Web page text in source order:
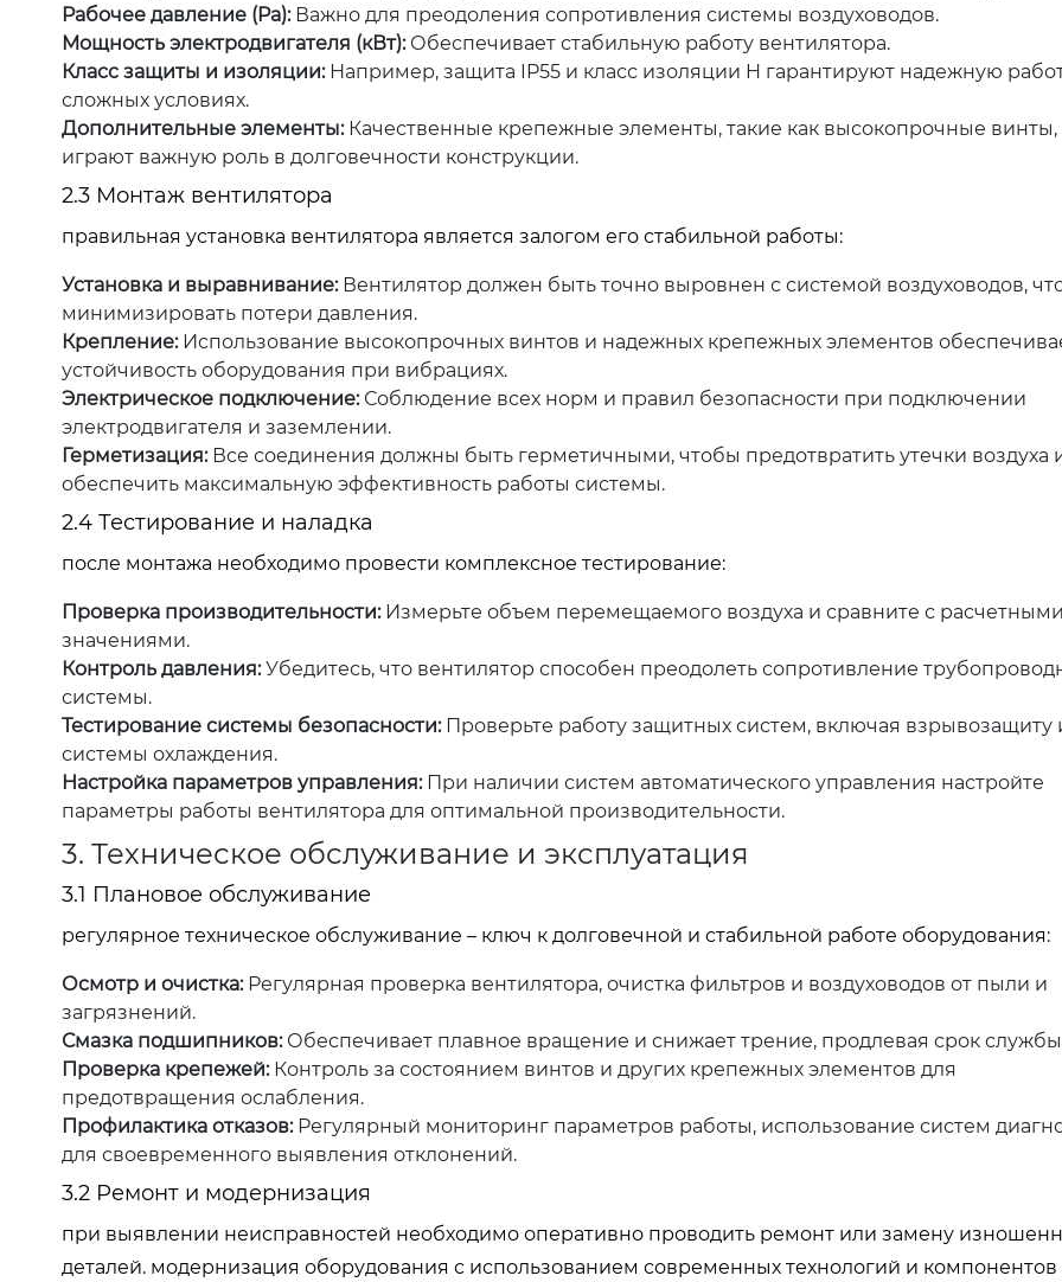
Рабочее давление (Pa):Важно для преодоления сопротивления системы воздуховодов.
Мощность электродвигателя (кВт):Обеспечивает стабильную работу вентилятора.
Класс защиты и изоляции:Например, защита IP55 и класс изоляции H гарантируют надежную
сложных условиях.
Дополнительные элементы:Качественные крепежные элементы, такие как высокопрочные винты,
играют важную роль в долговечности конструкции.
2.3 Монтаж вентилятора
правильная установка вентилятора является залогом его стабильной работы:
Установка и выравнивание:Вентилятор должен быть точно выровнен с системой воздуховодов,
минимизировать потери давления.
Крепление:Использование высокопрочных винтов и надежных крепежных элементов
устойчивость оборудования при вибрациях.
Электрическое подключение:Соблюдение всех норм и правил безопасности при подключении
электродвигателя и заземлении.
Герметизация:Все соединения должны быть герметичными, чтобы предотвратить утечки воздуха
обеспечить максимальную эффективность работы системы.
2.4 Тестирование и наладка
после монтажа необходимо провести комплексное тестирование:
Проверка производительности:Измерьте объем перемещаемого воздуха и сравните с расчетными
значениями.
Контроль давления:Убедитесь, что вентилятор способен преодолеть сопротивление
системы.
Тестирование системы безопасности:Проверьте работу защитных систем, включая взрывозащиту
системы охлаждения.
Настройка параметров управления:При наличии систем автоматического управления настройте
параметры работы вентилятора для оптимальной производительности.
3. Техническое обслуживание и эксплуатация
3.1 Плановое обслуживание
регулярное техническое обслуживание – ключ к долговечной и стабильной работе оборудования:
Осмотр и очистка:Регулярная проверка вентилятора, очистка фильтров и воздуховодов от пыли и
загрязнений.
Смазка подшипников:Обеспечивает плавное вращение и снижает трение, продлевая срок
Проверка крепежей:Контроль за состоянием винтов и других крепежных элементов для
предотвращения ослабления.
Профилактика отказов:Регулярный мониторинг параметров работы, использование систем
для своевременного выявления отклонений.
3.2 Ремонт и модернизация
при выявлении неисправностей необходимо оперативно проводить ремонт или замену
деталей. модернизация оборудования с использованием современных технологий и компонентов